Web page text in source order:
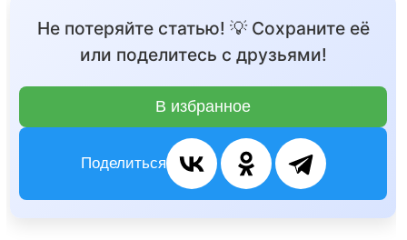
Не потеряйте статью! 💡 Сохраните её
или поделитесь с друзьями!
В избранное
Поделиться